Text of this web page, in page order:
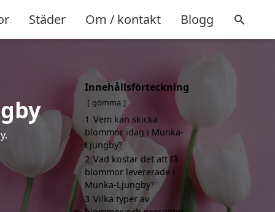
Städer Om / kontakt Blogg
Innehållsförteckning
gömma
1 Vem kan skicka
blommor idag i Munka-
Ljungby?
2 Vad kostar det att få
blommor levererade i
Munka-Ljungby?
3 Vilka typer av